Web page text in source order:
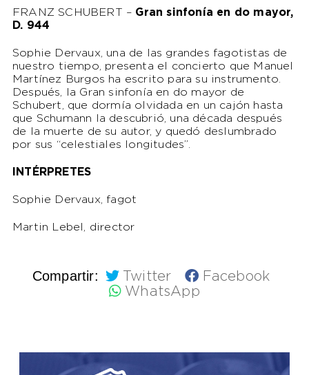
FRANZ SCHUBERT – Gran sinfonía en do mayor,
D. 944
Sophie Dervaux, una de las grandes fagotistas de
nuestro tiempo, presenta el concierto que Manuel
Martínez Burgos ha escrito para su instrumento.
Después, la Gran sinfonía en do mayor de
Schubert, que dormía olvidada en un cajón hasta
que Schumann la descubrió, una década después
de la muerte de su autor, y quedó deslumbrado
por sus “celestiales longitudes”.
INTÉRPRETES
Sophie Dervaux, fagot
Martin Lebel, director
Compartir: Twitter
Facebook
WhatsApp